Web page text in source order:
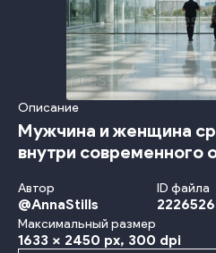
Описание
Мужчина и женщина
внутри современного
Автор
@AnnaStills
ID файла
Максимальный размер
1633 x 2450 px, 300 dpi